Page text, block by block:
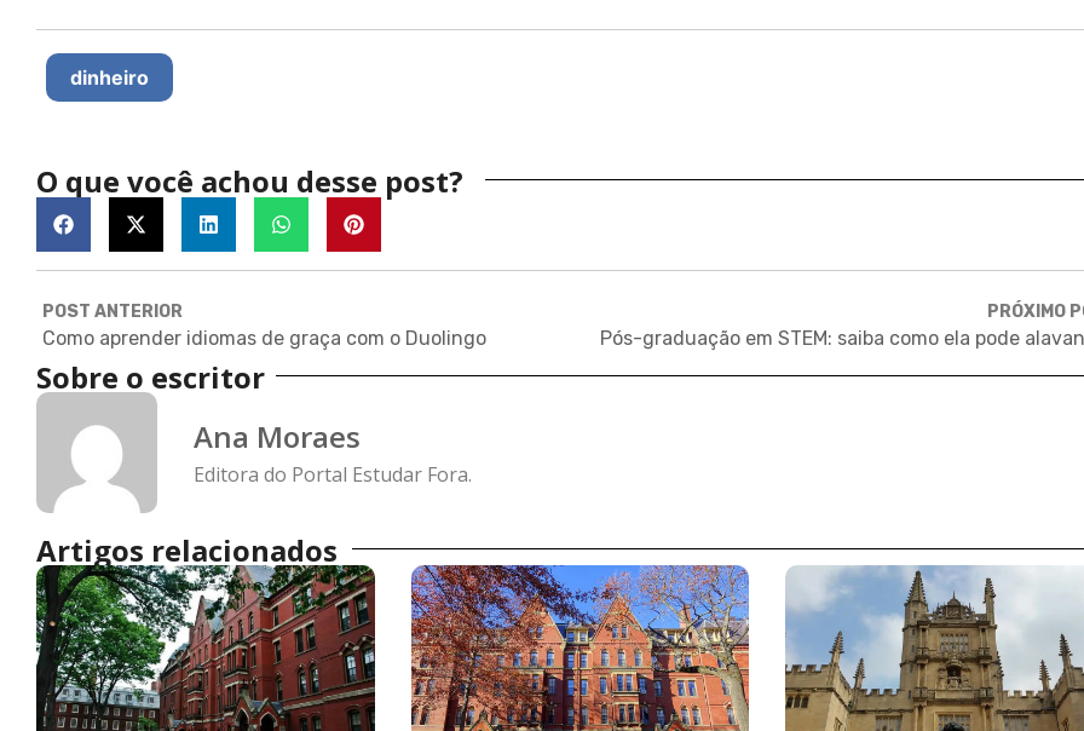
dinheiro
O que você achou desse post?
POST ANTERIOR
Como aprender idiomas de graça com o Duolingo
PRÓXIMO
Sobre o escritor
Ana Moraes
Editora do Portal Estudar Fora.
Artigos relacionados